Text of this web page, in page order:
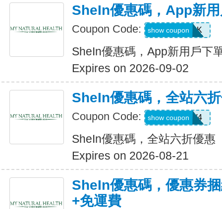
SheIn優惠碼，App新
Coupon Code: 4WM786K
show coupon
SheIn優惠碼，App新用戶下
Expires on 2026-09-02
SheIn優惠碼，全站六
Coupon Code: LS8V4
show coupon
SheIn優惠碼，全站六折優惠
Expires on 2026-08-21
SheIn優惠碼，優惠券
+免運費